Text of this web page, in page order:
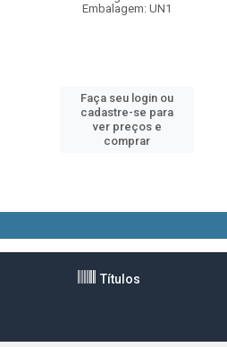
Embalagem: UN1
Faça seu login ou
cadastre-se para
ver preços e
comprar
Títulos